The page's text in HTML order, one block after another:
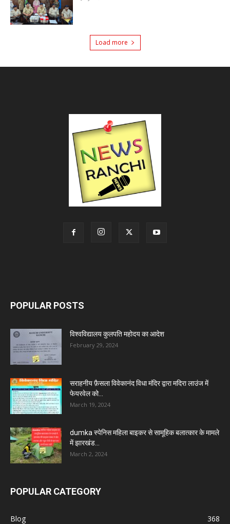
Load more
POPULAR POSTS
विश्वविद्यालय कुलपति महोदय का आदेश
February 29, 2024
सराहनीय फ़ैसला विवेकानंद विधा मंदिर द्वारा मदिरा लाउंज में
फेयरवेल को...
March 19, 2024
dumka स्पेनिस महिला बाइकर से सामूहिक बलात्कार के मामले
में झारखंड...
March 2, 2024
POPULAR CATEGORY
Blog 368